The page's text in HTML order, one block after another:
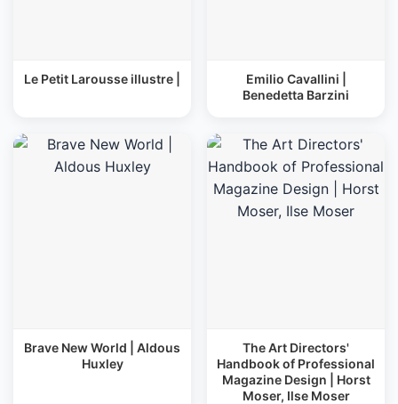
Le Petit Larousse illustre |
Emilio Cavallini |
Benedetta Barzini
Brave New World | Aldous
Huxley
The Art Directors'
Handbook of Professional
Magazine Design | Horst
Moser, Ilse Moser